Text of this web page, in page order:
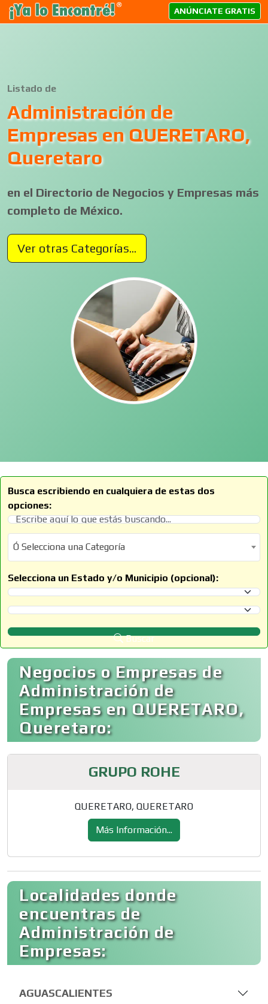
ANÚNCIATE GRATIS
Listado de
Administración de
Empresas en QUERETARO,
Queretaro
en el Directorio de Negocios y Empresas más
completo de México.
Ver otras Categorías...
Busca escribiendo en cualquiera de estas dos
opciones:
Ó Selecciona una Categoría
Ó Selecciona una Categoría
Selecciona un Estado y/o Municipio (opcional):
Selecciona un Estado
Selecciona un Municipio
Buscar
Negocios o Empresas de
Administración de
Empresas en QUERETARO,
Queretaro:
GRUPO ROHE
QUERETARO, QUERETARO
Más Información...
Localidades donde
encuentras de
Administración de
Empresas:
AGUASCALIENTES